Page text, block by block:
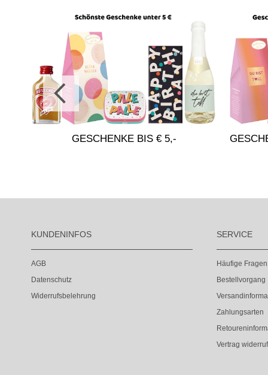
GESCHENKE BIS € 5,-
KUNDENINFOS
AGB
Datenschutz
Widerrufsbelehrung
SERVICE
Häufige Fragen
Bestellvorgang
Zahlungsarten
Vertrag